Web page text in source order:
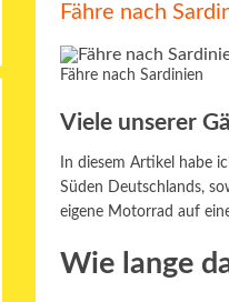
Fähre nach
Fähre nach Sardinien
Viele unserer
In diesem Artikel habe
Süden Deutschlands,
eigene Motorrad auf
Wie lange